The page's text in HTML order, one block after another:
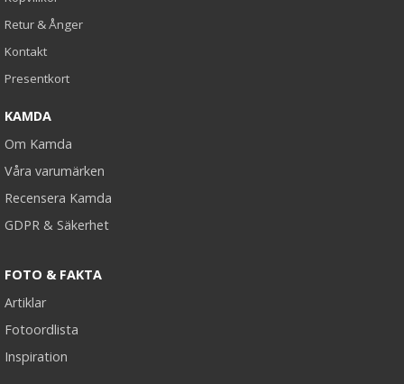
Retur & Ånger
Kontakt
Presentkort
KAMDA
Om Kamda
Våra varumärken
Recensera Kamda
GDPR & Säkerhet
FOTO & FAKTA
Artiklar
Fotoordlista
Inspiration